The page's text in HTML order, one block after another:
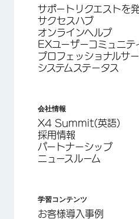
サポートリクエストを
サクセスハブ
オンラインヘルプ
EXユーザーコミュニテ
プロフェッショナルサ
システムステータス
会社情報
X4 Summit(英語)
採用情報
パートナーシップ
ニュースルーム
学習コンテンツ
お客様導入事例